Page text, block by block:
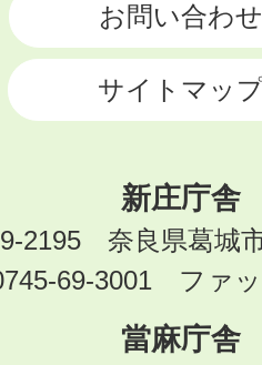
お問い合わせ
サイトマッ
新庄庁舎
2195 奈良県葛城
69-3001 ファ
當麻庁舎